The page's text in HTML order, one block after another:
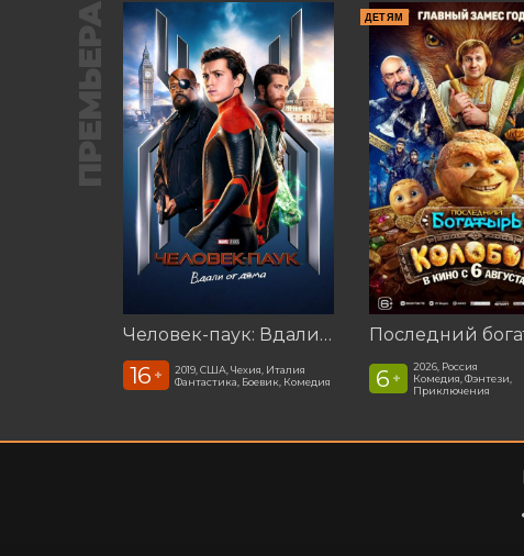
ПРЕМЬЕРА
Человек-паук: Вдали от дома (2019)
16 +
2019, США, Чехия, Италия
Фантастика, Боевик, Комедия
ДЕТЯМ
6 +
2026, Россия
Комедия, Фэнтези,
Приключения